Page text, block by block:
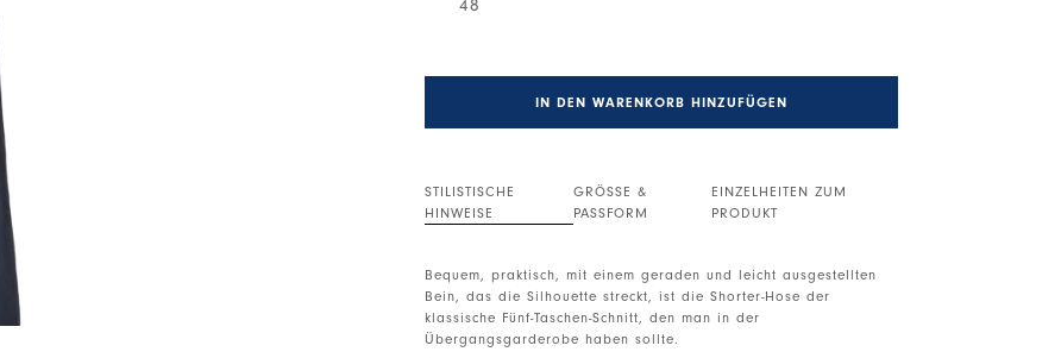
48
IN DEN WARENKORB HINZUFÜGEN
STILISTISCHE
HINWEISE
GRÖSSE &
PASSFORM
EINZELHEITEN ZUM
PRODUKT
Bequem, praktisch, mit einem geraden und leicht ausgestellten
Bein, das die Silhouette streckt, ist die Shorter-Hose der
klassische Fünf-Taschen-Schnitt, den man in der
Übergangsgarderobe haben sollte.